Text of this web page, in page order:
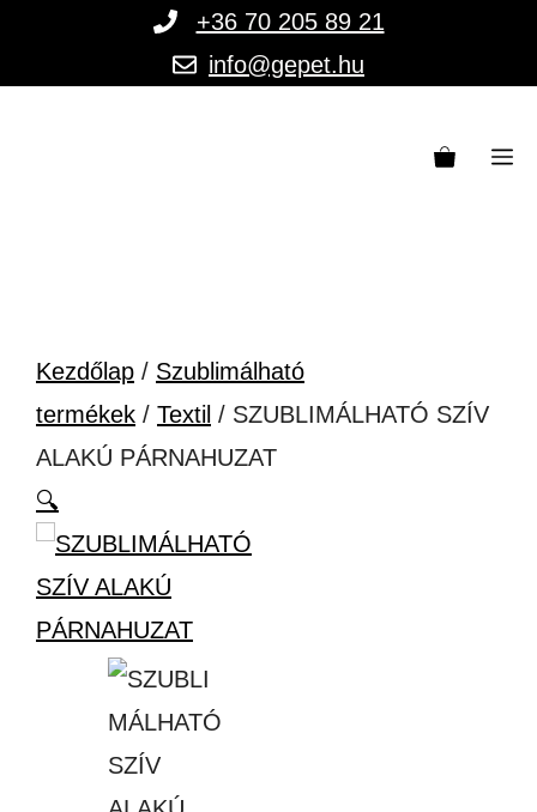
+36 70 205 89 21
info@gepet.hu
Kezdőlap / Szublimálható
termékek / Textil / SZUBLIMÁLHATÓ SZÍV
ALAKÚ PÁRNAHUZAT
🔍